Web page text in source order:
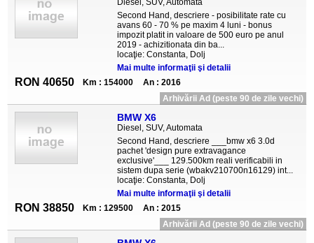
Diesel, SUV, Automata
Second Hand, descriere - posibilitate rate cu
avans 60 - 70 % pe maxim 4 luni - bonus
impozit platit in valoare de 500 euro pe anul
2019 - achizitionata din ba...
locaţie: Constanta, Dolj
Mai multe informaţii şi detalii
RON 40650 Km : 154000
An : 2016
Arhivării Ad (peste 90 de zile vechi)
BMW X6
Diesel, SUV, Automata
Second Hand, descriere ___bmw x6 3.0d
pachet 'design pure extravagance
exclusive'___ 129.500km reali verificabili in
sistem dupa serie (wbakv210700n16129) int...
locaţie: Constanta, Dolj
Mai multe informaţii şi detalii
RON 38850 Km : 129500
An : 2015
Arhivării Ad (peste 90 de zile vechi)